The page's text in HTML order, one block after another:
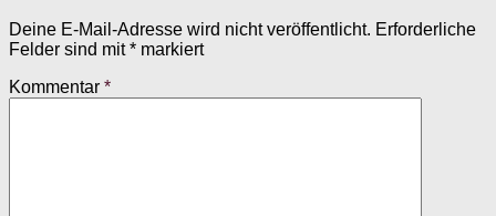
Deine E-Mail-Adresse wird nicht veröffentlicht. Erforderliche
Felder sind mit* markiert
Kommentar *